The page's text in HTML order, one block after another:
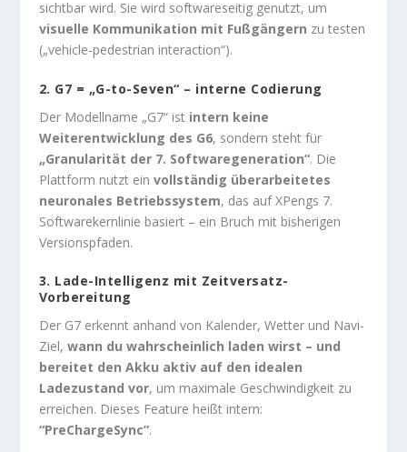
sichtbar wird. Sie wird softwareseitig genutzt, um
visuelle Kommunikation mit Fußgängern zu testen
(„vehicle-pedestrian interaction“).
2. G7 = „G-to-Seven“ – interne Codierung
Der Modellname „G7“ ist intern keine
Weiterentwicklung des G6, sondern steht für
„Granularität der 7. Softwaregeneration“. Die
Plattform nutzt ein vollständig überarbeitetes
neuronales Betriebssystem, das auf XPengs 7.
Softwarekernlinie basiert – ein Bruch mit bisherigen
Versionspfaden.
3. Lade-Intelligenz mit Zeitversatz-
Vorbereitung
Der G7 erkennt anhand von Kalender, Wetter und Navi-
Ziel, wann du wahrscheinlich laden wirst – und
bereitet den Akku aktiv auf den idealen
Ladezustand vor, um maximale Geschwindigkeit zu
erreichen. Dieses Feature heißt intern:
“PreChargeSync”.